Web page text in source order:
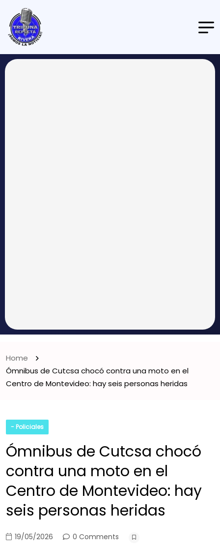
Home
Ómnibus de Cutcsa chocó contra una moto en el
Centro de Montevideo: hay seis personas heridas
- Policiales
Ómnibus de Cutcsa chocó
contra una moto en el
Centro de Montevideo: hay
seis personas heridas
19/05/2026 0 Comments